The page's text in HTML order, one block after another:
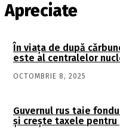
Apreciate
În viaţa de după
este al centralelor
OCTOMBRIE 8, 2025
Guvernul rus taie
și crește taxele pentru